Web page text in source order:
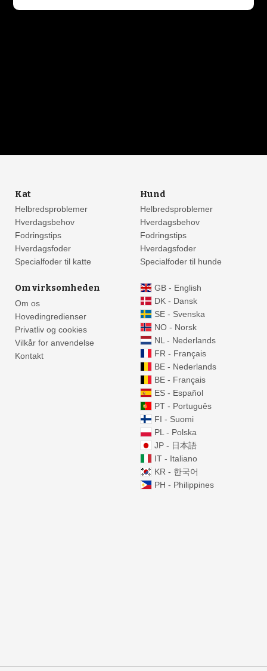
Kat
Helbredsproblemer
Hverdagsbehov
Fodringstips
Hverdagsfoder
Specialfoder til katte
Hund
Helbredsproblemer
Hverdagsbehov
Fodringstips
Hverdagsfoder
Specialfoder til hunde
Om virksomheden
Om os
Hovedingredienser
Privatliv og cookies
Vilkår for anvendelse
Kontakt
GB - English
DK - Dansk
SE - Svenska
NO - Norsk
NL - Nederlands
FR - Français
BE - Nederlands
BE - Français
ES - Español
PT - Português
FI - Suomi
PL - Polska
JP - 日本語
IT - Italiano
KR - 한국어
PH - Philippines